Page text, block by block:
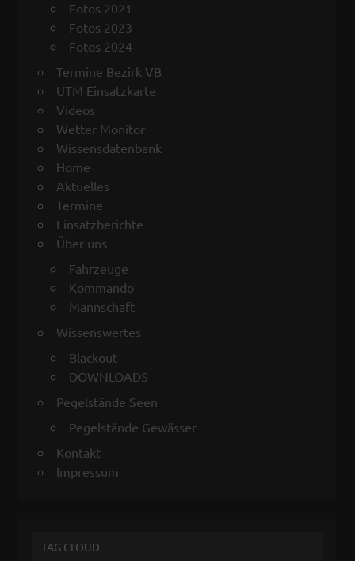
Fotos 2021
Fotos 2023
Fotos 2024
Termine Bezirk VB
UTM Einsatzkarte
Videos
Wetter Monitor
Wissensdatenbank
Home
Aktuelles
Termine
Einsatzberichte
Über uns
Fahrzeuge
Kommando
Mannschaft
Wissenswertes
Blackout
DOWNLOADS
Pegelstände Seen
Pegelstände Gewässer
Kontakt
Impressum
TAG CLOUD